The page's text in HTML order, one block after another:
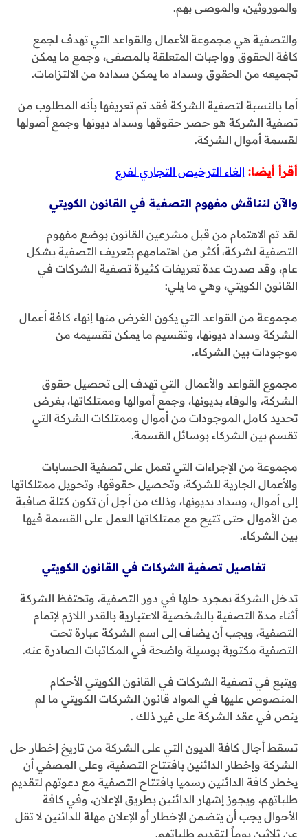
والموروثين، والموصى بهم.
والتصفية هي مجموعة الأعمال والقواعد التي تهدف لجمع
كافة الحقوق وواجبات المتعلقة بالمصفى، وجمع ما يمكن
تجميعه من الحقوق وسداد ما يمكن سداده من الالتزامات.
أما بالنسبة لتصفية الشركة فقد تم تعريفها بأنه المطلوب من
تصفية الشركة هو حصر حقوقها وسداد ديونها وجمع أصولها
لقسمة أموال الشركة.
أقرأ أيضا: إلغاء الترخيص التجاري لفرع
والآن لنناقش مفهوم التصفية في القانون الكويتي
لقد تم الاهتمام من قبل مشرعين القانون بوضع مفهوم
التصفية لشركة، أكثر من اهتمامهم بتعريف التصفية بشكل
عام، وقد صدرت عدة تعريفات كثيرة تصفية الشركات في
القانون الكويتي، وهي ما يلي:
مجموعة من القواعد التي يكون الغرض منها إنهاء كافة أعمال
الشركة وسداد ديونها، وتقسيم ما يمكن تقسيمه من
موجودات بين الشركاء.
مجموع القواعد والأعمال التي تهدف إلى تحصيل حقوق
الشركة، والوفاء بديونها، وجمع أموالها وممتلكاتها، بغرض
تحديد كامل الموجودات من أموال وممتلكات الشركة التي
تقسم بين الشركاء بوسائل القسمة.
مجموعة من الإجراءات التي تعمل على تصفية الحسابات
والأعمال الجارية للشركة، وتحصيل حقوقها، وتحويل ممتلكاتها
إلى أموال، وسداد بديونها، وذلك من أجل أن تكون كتلة صافية
من الأموال حتى تتيح مع ممتلكاتها العمل على القسمة فيها
بين الشركاء.
تفاصيل تصفية الشركات في القانون الكويتي
تدخل الشركة بمجرد حلها في دور التصفية، وتحتفظ الشركة
أثناء مدة التصفية بالشخصية الاعتبارية بالقدر اللازم لإتمام
التصفية، ويجب أن يضاف إلى اسم الشركة عبارة تحت
التصفية مكتوبة بوسيلة واضحة في المكاتبات الصادرة عنه.
ويتبع في تصفية الشركات في القانون الكويتي الأحكام
المنصوص عليها في المواد قانون الشركات الكويتي ما لم
ينص في عقد الشركة على غير ذلك .
تسقط أجال كافة الديون التي على الشركة من تاريخ إخطار حل
الشركة وإخطار الدائنين بافتتاح التصفية، وعلى المصفي أن
يخطر كافة الدائنين رسميا بافتتاح التصفية مع دعوتهم لتقديم
طلباتهم، ويجوز إشهار الدائنين بطريق الإعلان، وفي كافة
الأحوال يجب أن يتضمن الإخطار أو الإعلان مهلة للدائنين لا تقل
عن ثلاثين يوماً لتقديم طلباتهم.